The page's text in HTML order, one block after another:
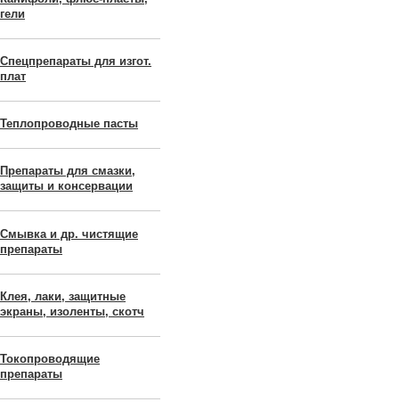
гели
Спецпрепараты для изгот.
плат
Теплопроводные пасты
Препараты для смазки,
защиты и консервации
Смывка и др. чистящие
препараты
Клея, лаки, защитные
экраны, изоленты, скотч
Токопроводящие
препараты